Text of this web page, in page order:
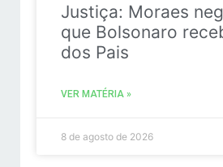
Justiça: Moraes
que Bolsonaro
dos Pais
VER MATÉRIA »
8 de agosto de 2026